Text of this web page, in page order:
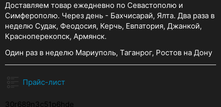
Доставляем товар ежедневно по Севастополю и
Симферополю. Через день - Бахчисарай, Ялта. Два раза в
неделю Судак, Феодосия, Керчь, Евпатория, Джанкой,
Красноперекопск, Армянск.
Один раз в неделю Мариуполь, Таганрог, Ростов на Дону
Прайс-лист
30r689n3c51p6hde